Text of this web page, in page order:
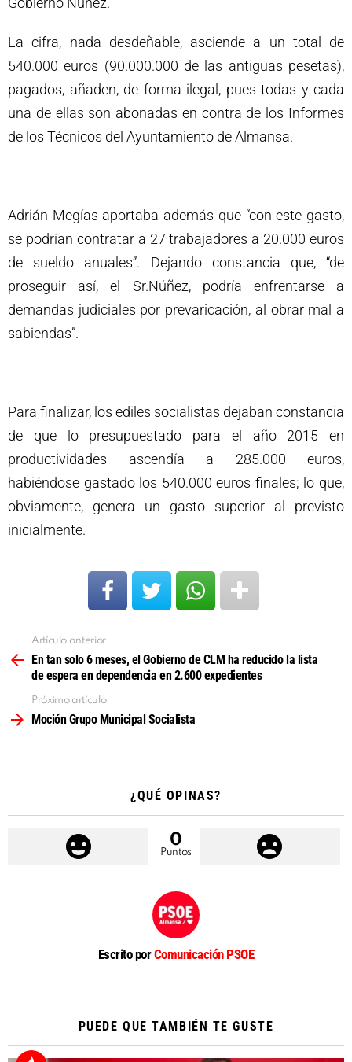
La cifra, nada desdeñable, asciende a un total de
540.000 euros (90.000.000 de las antiguas pesetas),
pagados, añaden, de forma ilegal, pues todas y cada
una de ellas son abonadas en contra de los Informes
de los Técnicos del Ayuntamiento de Almansa.
Adrián Megías aportaba además que “con este gasto,
se podrían contratar a 27 trabajadores a 20.000 euros
de sueldo anuales”. Dejando constancia que, “de
proseguir así, el Sr.Núñez, podría enfrentarse a
demandas judiciales por prevaricación, al obrar mal a
sabiendas”.
Para finalizar, los ediles socialistas dejaban constancia
de que lo presupuestado para el año 2015 en
productividades ascendía a 285.000 euros,
habiéndose gastado los 540.000 euros finales; lo que,
obviamente, genera un gasto superior al previsto
inicialmente.
más
Artículo anterior
En tan solo 6 meses, el Gobierno de CLM ha reducido la lista
de espera en dependencia en 2.600 expedientes
Próximo artículo
Moción Grupo Municipal Socialista
¿QUÉ OPINAS?
0
Puntos
Escrito porComunicación PSOE
PUEDE QUE TAMBIÉN TE GUSTE